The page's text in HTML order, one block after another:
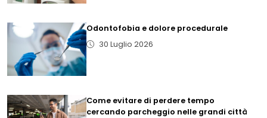
Odontofobia e dolore procedurale
30 Luglio 2026
Come evitare di perdere tempo
cercando parcheggio nelle grandi città